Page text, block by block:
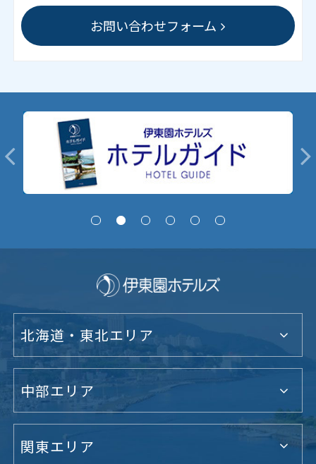
お問い合わせフォーム
北海道・東北エリア
中部エリア
関東エリア